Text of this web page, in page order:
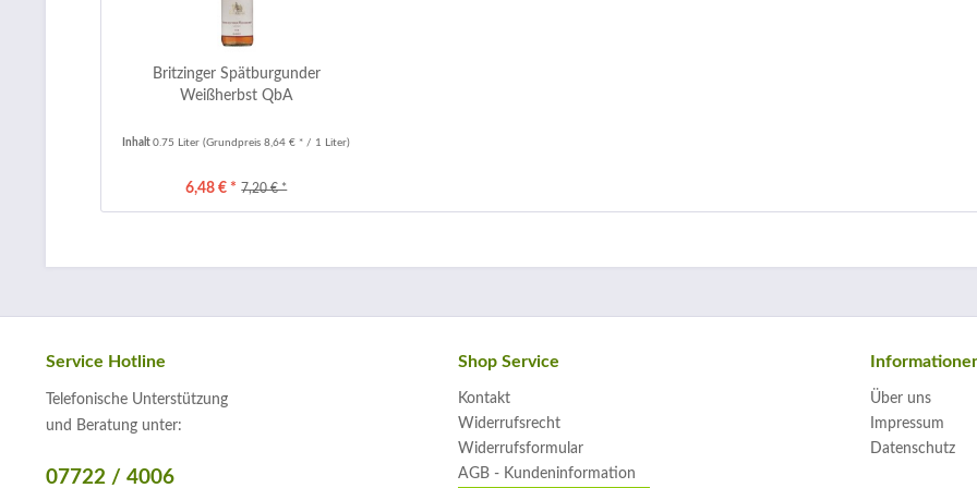
Britzinger Spätburgunder
Weißherbst QbA
Inhalt0.75 Liter(Grundpreis 8,64 € * / 1 Liter)
6,48 € * 7,20 € *
Service Hotline
Telefonische Unterstützung
und Beratung unter:
07722 / 4006
Shop Service
Kontakt
Widerrufsrecht
Widerrufsformular
AGB - Kundeninformation
Über uns
Impressum
Datenschutz